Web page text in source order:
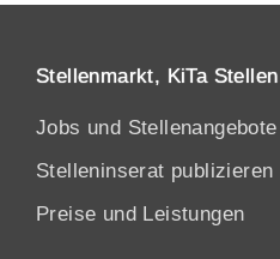
Stellenmarkt, KiTa Stellen
Jobs und Stellenangebote
Stelleninserat publizieren
Preise und Leistungen